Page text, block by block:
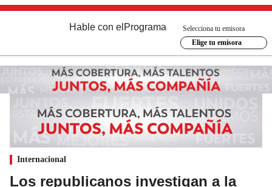
Hable con el Programa
Selecciona tu emisora
Elige tu emisora
Internacional
Los republicanos investigan a la